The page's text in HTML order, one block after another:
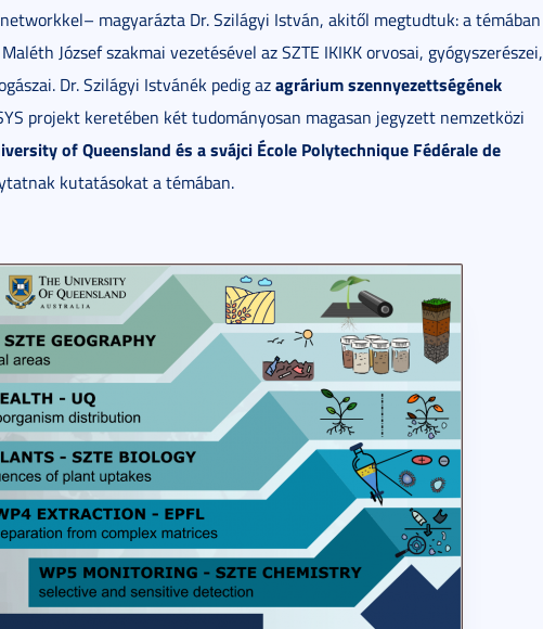
magyarázta Dr. Szilágyi István, akitől megtudtuk: a témában
József szakmai vezetésével az SZTE IKIKK orvosai, gyógyszerészei,
Dr. Szilágyi Istvánék pedig azagrárium szennyezettségének
projekt keretében két tudományosan magasan jegyzett nemzetközi
of Queensland és a svájci École Polytechnique Fédérale de
kutatásokat a témában.